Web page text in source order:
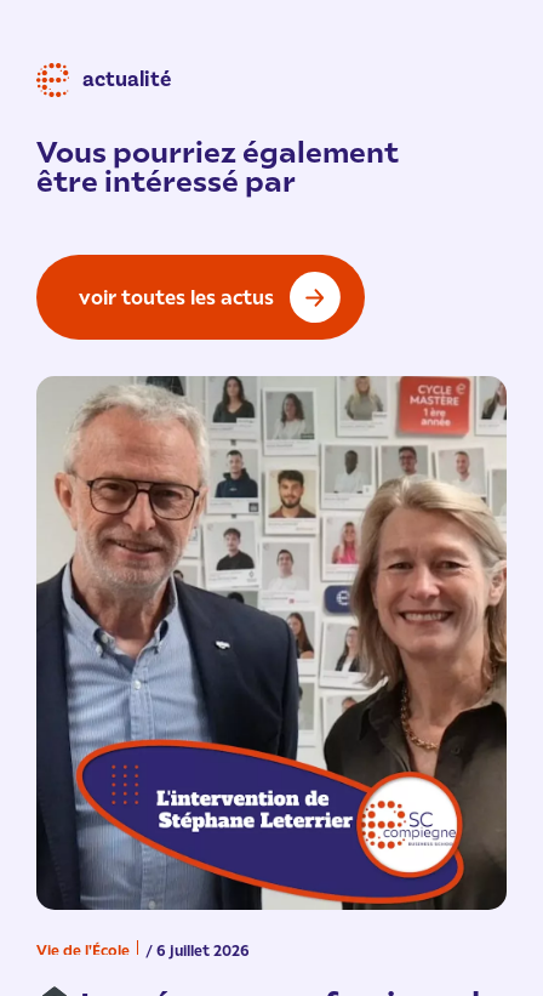
actualité
Vous pourriez également
être intéressé par
voir toutes les actus
Vie de l'École / 6 juillet 2026